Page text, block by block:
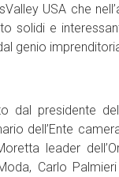
USA che
solidi e
genio
dal presidente
dell’Ente
leader
Carlo